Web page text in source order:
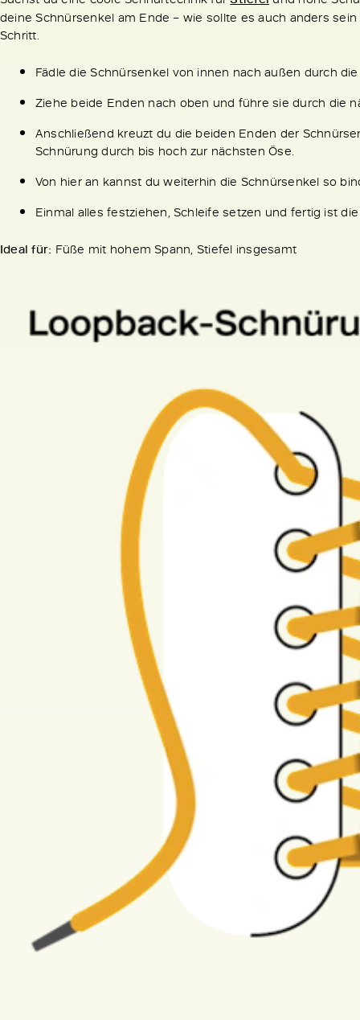
deine Schnürsenkel am Ende – wie sollte es auch anders
Schritt.
Fädle die Schnürsenkel von innen nach außen durch
Ziehe beide Enden nach oben und führe sie durch die
Anschließend kreuzt du die beiden Enden der
Schnürung durch bis hoch zur nächsten Öse.
Von hier an kannst du weiterhin die Schnürsenkel so
Einmal alles festziehen, Schleife setzen und fertig ist
Ideal für: Füße mit hohem Spann, Stiefel insgesamt